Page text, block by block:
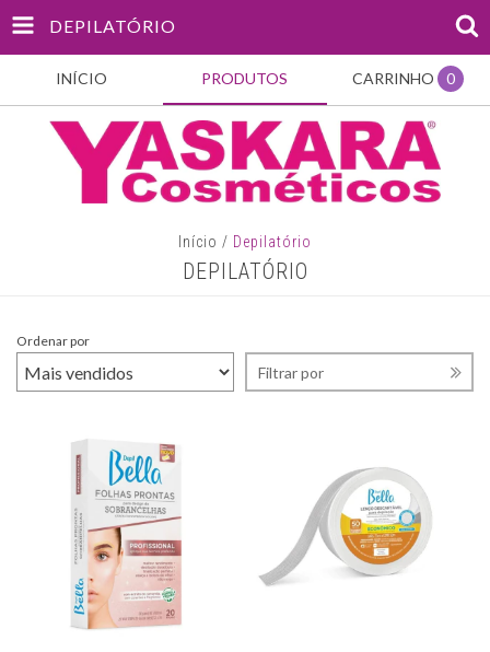
DEPILATÓRIO
INÍCIO PRODUTOS CARRINHO 0
Início / Depilatório
DEPILATÓRIO
Ordenar por
Filtrar por